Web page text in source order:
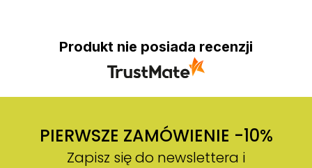
Produkt nie posiada recenzji
PIERWSZE ZAMÓWIENIE -10%
Zapisz się do newslettera i